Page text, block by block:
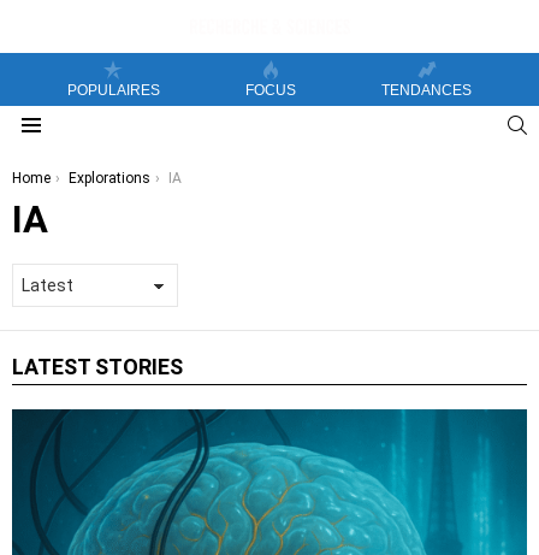
POPULAIRES FOCUS TENDANCES
You are here:
Home Explorations IA
IA
LATEST STORIES